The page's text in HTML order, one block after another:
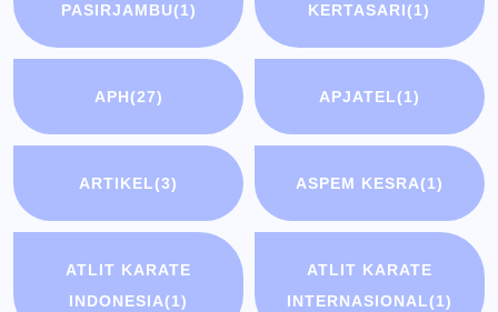
PASIRJAMBU(1)
KERTASARI(1)
APH(27) APJATEL(1)
ARTIKEL(3) ASPEM KESRA(1)
ATLIT KARATE
INDONESIA(1)
ATLIT KARATE
INTERNASIONAL(1)